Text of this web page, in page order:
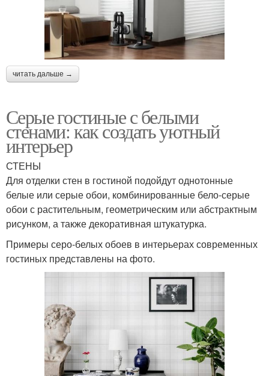
читать дальше →
Серые гостиные с белыми
стенами: как создать уютный
интерьер
СТЕНЫ
Для отделки стен в гостиной подойдут однотонные
белые или серые обои, комбинированные бело-серые
обои с растительным, геометрическим или абстрактным
рисунком, а также декоративная штукатурка.
Примеры серо-белых обоев в интерьерах современных
гостиных представлены на фото.